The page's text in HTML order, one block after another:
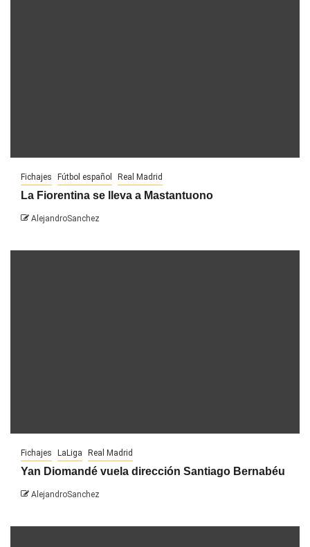
Fichajes Fútbol español Real Madrid
La Fiorentina se lleva a Mastantuono
AlejandroSanchez
Fichajes LaLiga Real Madrid
Yan Diomandé vuela dirección Santiago Bernabéu
AlejandroSanchez